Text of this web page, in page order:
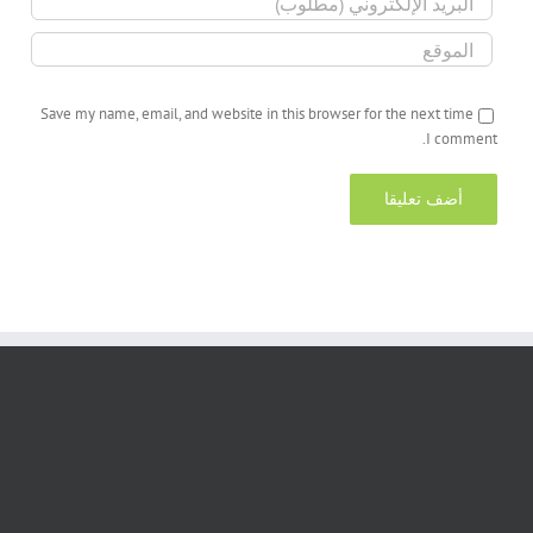
Save my name, email, and website in this browser for the next time
I comment.